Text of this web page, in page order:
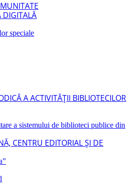
DIGITALĂ
speciale
A ACTIVITĂŢII BIBLIOTECILOR
a sistemului de biblioteci publice din
CENTRU EDITORIAL ŞI DE